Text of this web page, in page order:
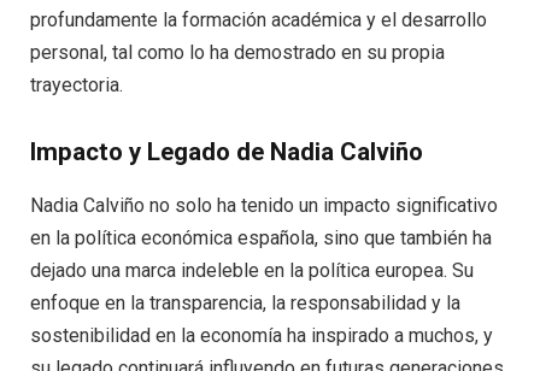
profundamente la formación académica y el desarrollo
personal, tal como lo ha demostrado en su propia
trayectoria.
Impacto y Legado de Nadia Calviño
Nadia Calviño no solo ha tenido un impacto significativo
en la política económica española, sino que también ha
dejado una marca indeleble en la política europea. Su
enfoque en la transparencia, la responsabilidad y la
sostenibilidad en la economía ha inspirado a muchos, y